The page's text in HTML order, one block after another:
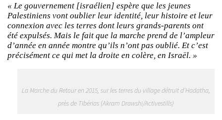
« Le gouvernement [israélien] espère que les jeunes
Palestiniens vont oublier leur identité, leur histoire et leur
connexion avec les terres dont leurs grands-parents ont
été expulsés. Mais le fait que la marche prend de l’ampleur
d’année en année montre qu’ils n’ont pas oublié. Et c’est
précisément ce qui met la droite en colère, en Israël. »
La Marche du Retour en 2015, sur les terres du village détruit d’Hadatha,
près de Tibérias (Akram Drawshi/Activestills)